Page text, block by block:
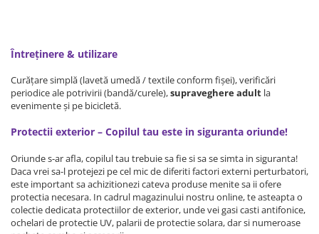
Accesorii bebelusi / nou-nascuti
Perne si saltele bebelusi
Diversificare bebelusi
Maternitate
Jucarii copii si jocuri educative
Jucarii dentitie
Jocuri educative
Jucarii bebelusi
Întreținere & utilizare
Curățare simplă (lavetă umedă / textile conform fișei), verificări
periodice ale potrivirii (bandă/curele),supraveghere adult la
evenimente și pe bicicletă.
Protectii exterior – Copilul tau este in siguranta oriunde!
Oriunde s-ar afla, copilul tau trebuie sa fie si sa se simta in siguranta!
Daca vrei sa-l protejezi pe cel mic de diferiti factori externi perturbatori,
este important sa achizitionezi cateva produse menite sa ii ofere
protectia necesara. In cadrul magazinului nostru online, te asteapta o
colectie dedicata protectiilor de exterior, unde vei gasi casti antifonice,
ochelari de protectie UV, palarii de protectie solara, dar si numeroase